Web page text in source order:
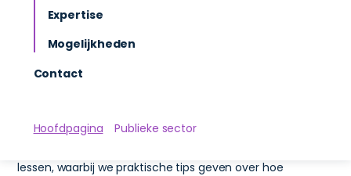
Expertise
Mogelijkheden
Contact
Hoofdpagina Publieke sector
van cyberdreigingen zoals phishing, social engineering
werken, maar dan in een veilige en leerzame
omgeving.
Uitgebreide training
zien hoe ze deze bedreigingen herkennen en vermijden.
lessen, waarbij we praktische tips geven over hoe